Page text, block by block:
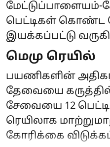
பெட்டிகள் கொண்ட
இயக்கப்பட்டு
மெமு ரெயில்
பயணிகளின்
தேவையை
சேவையை 12
ரெயிலாக
கோரிக்கை